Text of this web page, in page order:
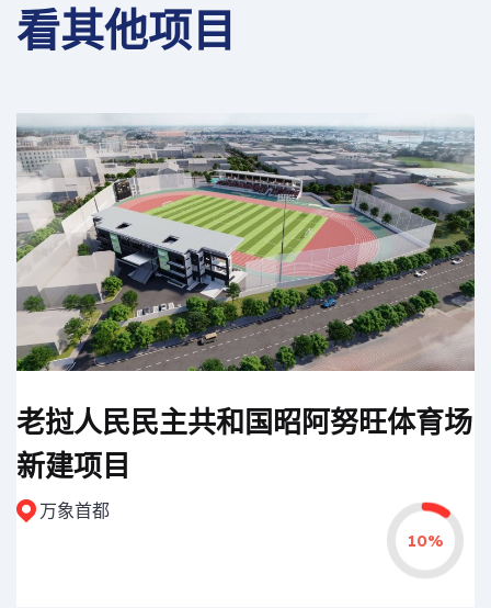
看其他项目
老挝人民民主共和国昭阿努旺体育场
新建项目
万象首都
10%